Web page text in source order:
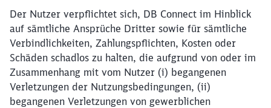
Der Nutzer verpflichtet sich, DB Connect im Hinblick
auf sämtliche Ansprüche Dritter sowie für sämtliche
Verbindlichkeiten, Zahlungspflichten, Kosten oder
Schäden schadlos zu halten, die aufgrund von oder im
Zusammenhang mit vom Nutzer (i) begangenen
Verletzungen der Nutzungsbedingungen, (ii)
begangenen Verletzungen von gewerblichen